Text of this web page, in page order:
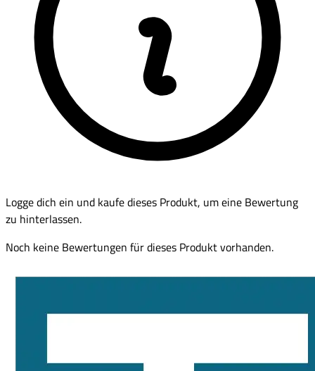
Logge dich ein und kaufe dieses Produkt, um eine Bewertung
zu hinterlassen.
Noch keine Bewertungen für dieses Produkt vorhanden.